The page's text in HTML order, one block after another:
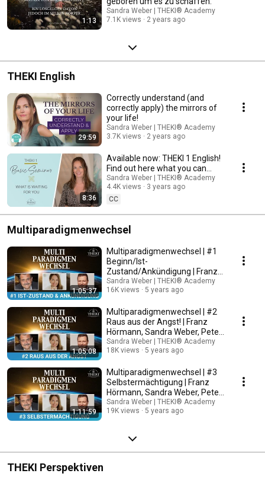
1:13
Sandra Weber | THEKI® Academy
7.1K views
2 years ago
THEKI English
29:59
Correctly understand (and
correctly apply) the mirrors of
your life!
Sandra Weber | THEKI® Academy
3.7K views
2 years ago
8:36
Available now: THEKI 1 English!
Find out here what you can
expect in the THEKI 1 basic
seminar!
Sandra Weber | THEKI® Academy
4.4K views
3 years ago
CC
Multiparadigmenwechsel
1:05:37
Multiparadigmenwechsel | #1
Beginn/Ist-
Zustand/Ankündigung | Franz
Hörmann, Sandra Weber Peter
Klein
Sandra Weber | THEKI® Academy
16K views
5 years ago
1:05:08
Multiparadigmenwechsel | #2
Raus aus der Angst! | Franz
Hörmann, Sandra Weber, Peter
Klein
Sandra Weber | THEKI® Academy
18K views
5 years ago
1:11:59
Multiparadigmenwechsel | #3
Selbstermächtigung | Franz
Hörmann, Sandra Weber, Peter
Klein
Sandra Weber | THEKI® Academy
19K views
5 years ago
THEKI Perspektiven